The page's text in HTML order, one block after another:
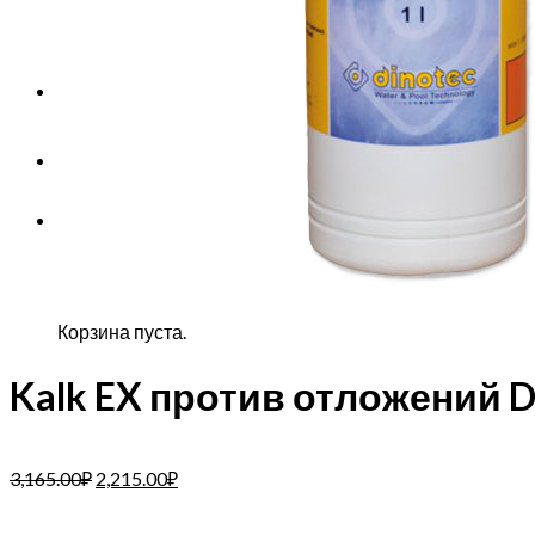
Корзина пуста.
Kalk EX против отложений
3,165.00₽ 2,215.00₽